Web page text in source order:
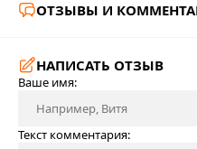
ОТЗЫВЫ И
НАПИСАТЬ ОТЗЫВ
Ваше имя:
Текст комментария: